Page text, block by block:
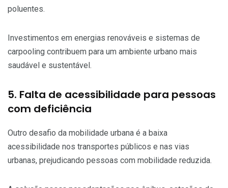
poluentes.
Investimentos em energias renováveis e sistemas de
carpooling contribuem para um ambiente urbano mais
saudável e sustentável.
5. Falta de acessibilidade para pessoas
com deficiência
Outro desafio da mobilidade urbana é a baixa
acessibilidade nos transportes públicos e nas vias
urbanas, prejudicando pessoas com mobilidade reduzida.